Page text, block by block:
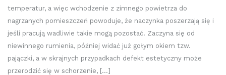
temperatur, a więc wchodzenie z zimnego powietrza do
nagrzanych pomieszczeń powoduje, że naczynka poszerzają się i
jeśli pracują wadliwie takie mogą pozostać. Zaczyna się od
niewinnego rumienia, później widać już gołym okiem tzw.
pajączki, a w skrajnych przypadkach defekt estetyczny może
przerodzić się w schorzenie, […]